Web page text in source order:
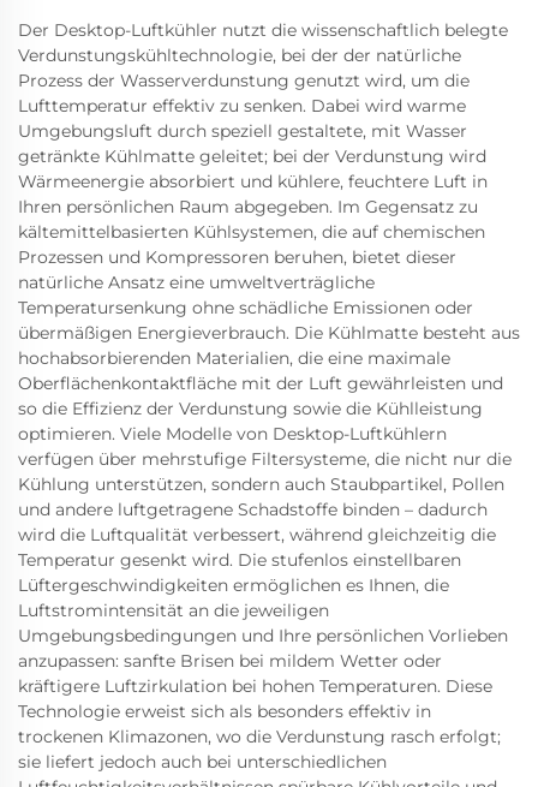
Der Desktop-Luftkühler nutzt die wissenschaftlich belegte
Verdunstungskühltechnologie, bei der der natürliche
Prozess der Wasserverdunstung genutzt wird, um die
Lufttemperatur effektiv zu senken. Dabei wird warme
Umgebungsluft durch speziell gestaltete, mit Wasser
getränkte Kühlmatte geleitet; bei der Verdunstung wird
Wärmeenergie absorbiert und kühlere, feuchtere Luft in
Ihren persönlichen Raum abgegeben. Im Gegensatz zu
kältemittelbasierten Kühlsystemen, die auf chemischen
Prozessen und Kompressoren beruhen, bietet dieser
natürliche Ansatz eine umweltverträgliche
Temperatursenkung ohne schädliche Emissionen oder
übermäßigen Energieverbrauch. Die Kühlmatte besteht aus
hochabsorbierenden Materialien, die eine maximale
Oberflächenkontaktfläche mit der Luft gewährleisten und
so die Effizienz der Verdunstung sowie die Kühlleistung
optimieren. Viele Modelle von Desktop-Luftkühlern
verfügen über mehrstufige Filtersysteme, die nicht nur die
Kühlung unterstützen, sondern auch Staubpartikel, Pollen
und andere luftgetragene Schadstoffe binden – dadurch
wird die Luftqualität verbessert, während gleichzeitig die
Temperatur gesenkt wird. Die stufenlos einstellbaren
Lüftergeschwindigkeiten ermöglichen es Ihnen, die
Luftstromintensität an die jeweiligen
Umgebungsbedingungen und Ihre persönlichen Vorlieben
anzupassen: sanfte Brisen bei mildem Wetter oder
kräftigere Luftzirkulation bei hohen Temperaturen. Diese
Technologie erweist sich als besonders effektiv in
trockenen Klimazonen, wo die Verdunstung rasch erfolgt;
sie liefert jedoch auch bei unterschiedlichen